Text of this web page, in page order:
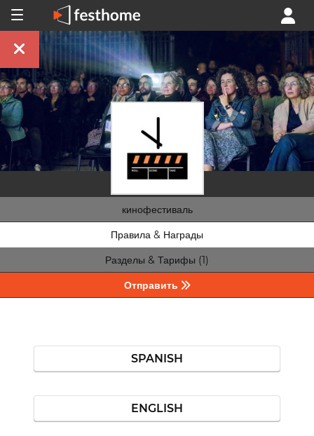
кинофестиваль
Правила & Награды
Разделы & Тарифы (1)
Отправить
SPANISH
ENGLISH